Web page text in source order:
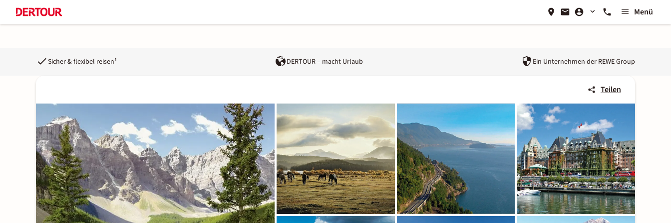
Menü
Sicher & flexibel reisen¹ DERTOUR – macht Urlaub Ein Unternehmen der REWE Group
Teilen